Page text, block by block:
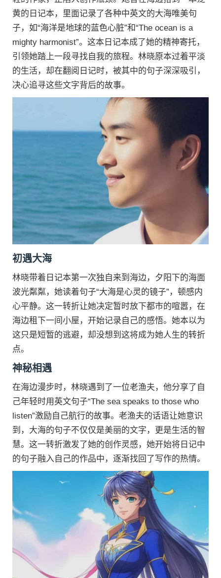
黄的日记本，里面记录了各种中英文的大海唯美句
子，如“海洋是地球的蓝色心脏”和“The ocean is a
mighty harmonist”。这本日记本成了她的精神寄托，
引领她踏上一段寻找自我的旅程。林晓原本过着平淡
的生活，却在翻阅日记时，被其中的句子深深吸引，
决心追寻这些文字背后的故事。
初遇大海
林晓带着日记本第一次独自来到海边，夕阳下的海面
波光粼粼，她读着句子“大海是心灵的镜子”，顿感内
心平静。这一转折让她决定暂时放下都市的喧嚣，在
海边租下一间小屋，开始记录自己的感悟。她本以为
这只是短暂的逃避，却没想到这将成为她人生的转折
点。
神秘相遇
在海边漫步时，林晓遇到了一位老渔夫，他分享了自
己年轻时用英文句子“The sea speaks to those who
listen”激励自己航行的故事。老渔夫的话语让她意识
到，大海的句子不仅仅是美丽的文字，更是生活的智
慧。这一转折激发了她的创作灵感，她开始将日记中
的句子融入自己的作品中，逐渐找回了写作的热情。